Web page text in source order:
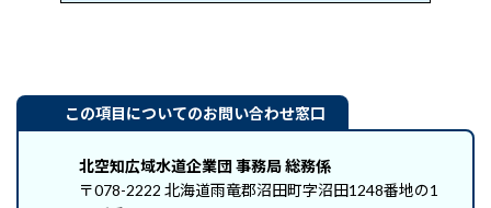
この項目についてのお問い合わせ窓口
北空知広域水道企業団 事務局 総務係
〒078-2222 北海道雨竜郡沼田町字沼田1248番地の1